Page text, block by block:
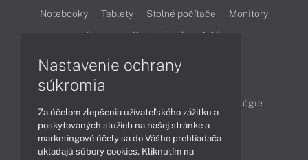
Notebooky Tablety Stolné počítače
Monitory
Servery
Diskové polia a NAS
Technológie
Videá
Nastavenie ochrany
súkromia
Za účelom zlepšenia užívateľského zážitku a
poskytovaných služieb na našej stránke a
marketingové účely sa do Vášho prehliadača
ukladajú súbory cookies. Kliknutím na